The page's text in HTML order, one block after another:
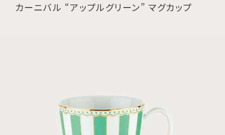
カーニバル “アップルグリーン” マグカップ